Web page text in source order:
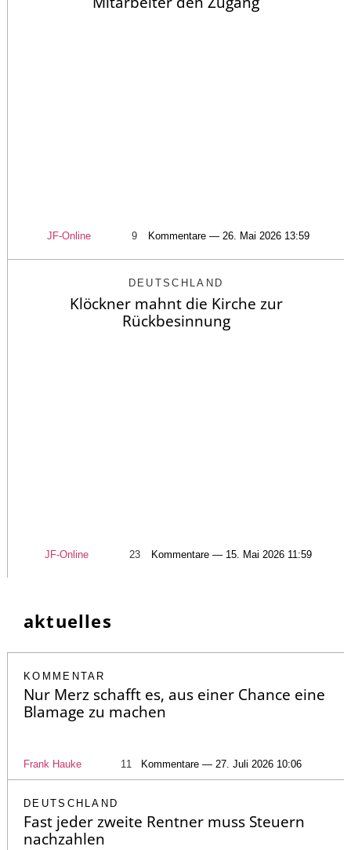
JF-Online 9 Kommentare — 26. Mai 2026 13:59
DEUTSCHLAND
Klöckner mahnt die Kirche zur
Rückbesinnung
JF-Online 23 Kommentare — 15. Mai 2026 11:59
aktuelles
KOMMENTAR
Nur Merz schafft es, aus einer Chance eine
Blamage zu machen
Frank Hauke 11 Kommentare — 27. Juli 2026 10:06
DEUTSCHLAND
Fast jeder zweite Rentner muss Steuern
nachzahlen